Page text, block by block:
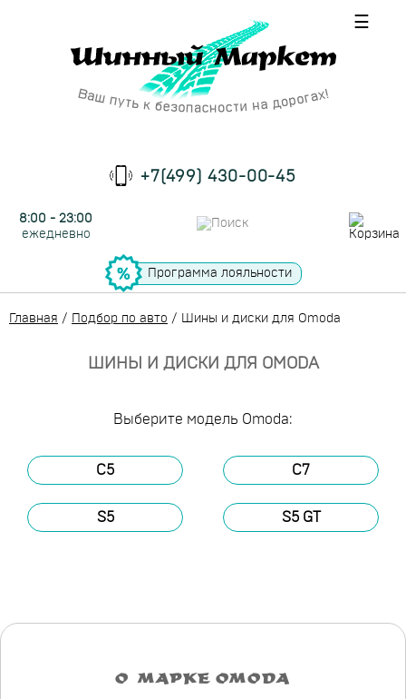
☰
+7(499) 430-00-45
8:00 - 23:00
ежедневно
Программа лояльности
Главная / Подбор по авто / Шины и диски для Omoda
ШИНЫ И ДИСКИ ДЛЯ OMODA
Выберите модель Omoda:
C5 C7
S5 S5 GT
О МАРКЕ OMODA